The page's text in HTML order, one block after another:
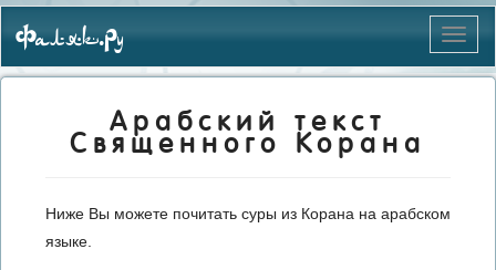
Меню
Фаляк.Ру
Арабский текст
Священного Корана
Ниже Вы можете почитать суры из Корана на арабском
языке.